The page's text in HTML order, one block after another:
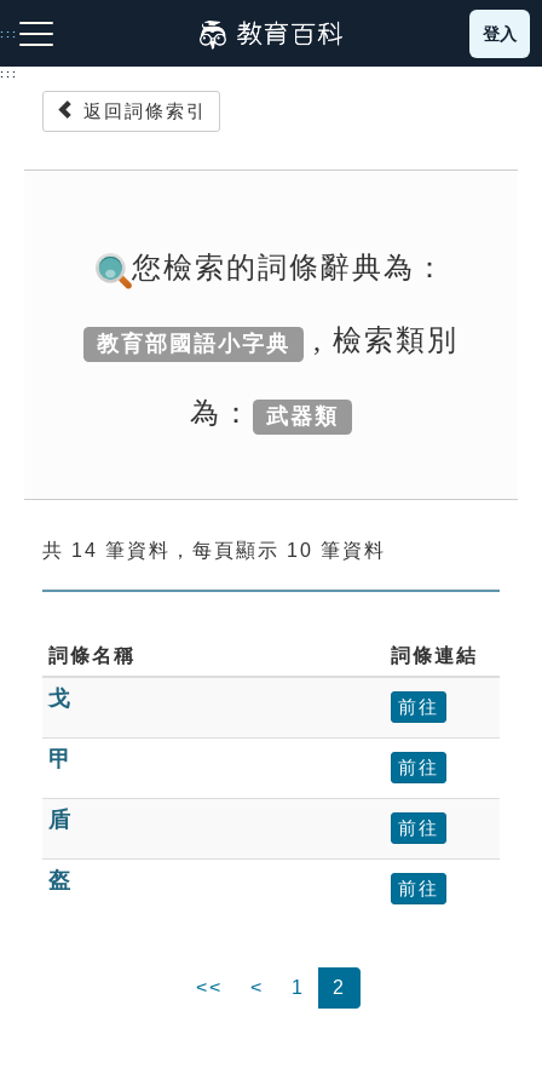
到
主
:::
成語故事
索引選單
單字索引
生命大百科索引
遊戲專區
教學應用
貓頭鷹博士
登入
:::
返回詞條索引
您檢索的詞條辭典為：
教育部國語小字典 , 檢索類別
為： 武器類
共 14 筆資料，每頁顯示 10 筆資料
詞條名稱 詞條連結
戈 前往
甲 前往
盾 前往
盔 前往
<< < 1 2